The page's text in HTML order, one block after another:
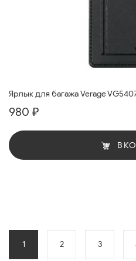
Ярлык для багажа Verage
980 ₽
В
1 2 3